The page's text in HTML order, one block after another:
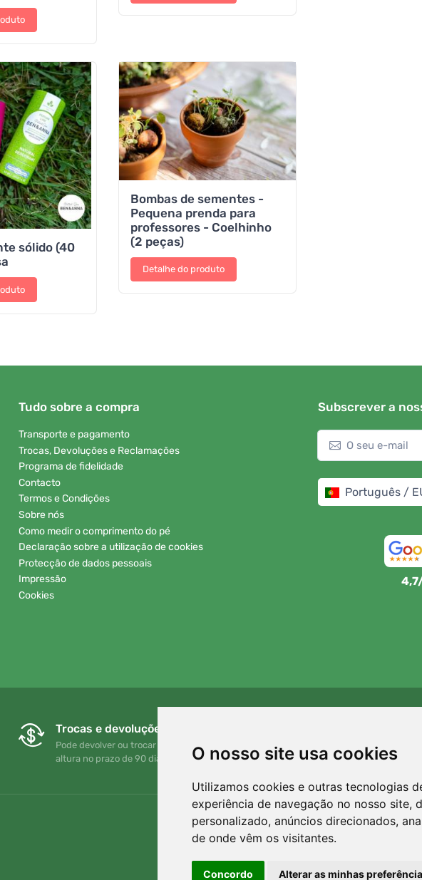
O nosso site usa cookies
Utilizamos cookies e outras tecnologias
experiência de navegação no nosso site,
personalizado, anúncios direcionados,
de onde vêm os visitantes.
Concordo Alterar as minhas
sólido (40
Bombas de sementes -
Pequena prenda para
professores - Coelhinho
(2 peças)
Detalhe do produto
Tudo sobre a compra
Transporte e pagamento
Trocas, Devoluções e Reclamações
Programa de fidelidade
Contacto
Termos e Condições
Sobre nós
Como medir o comprimento do pé
Declaração sobre a utilização de cookies
Protecção de dados pessoais
Impressão
Cookies
Subscrever a
Português /
Trocas e devoluções gratuitas
Pode devolver ou trocar a sua encomenda em qualquer
altura no prazo de 90 dias
Para cada
Sobre nós